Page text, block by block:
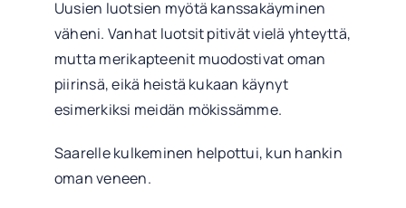
Uusien luotsien myötä kanssakäyminen
väheni. Vanhat luotsit pitivät vielä yhteyttä,
mutta merikapteenit muodostivat oman
piirinsä, eikä heistä kukaan käynyt
esimerkiksi meidän mökissämme.
Saarelle kulkeminen helpottui, kun hankin
oman veneen.